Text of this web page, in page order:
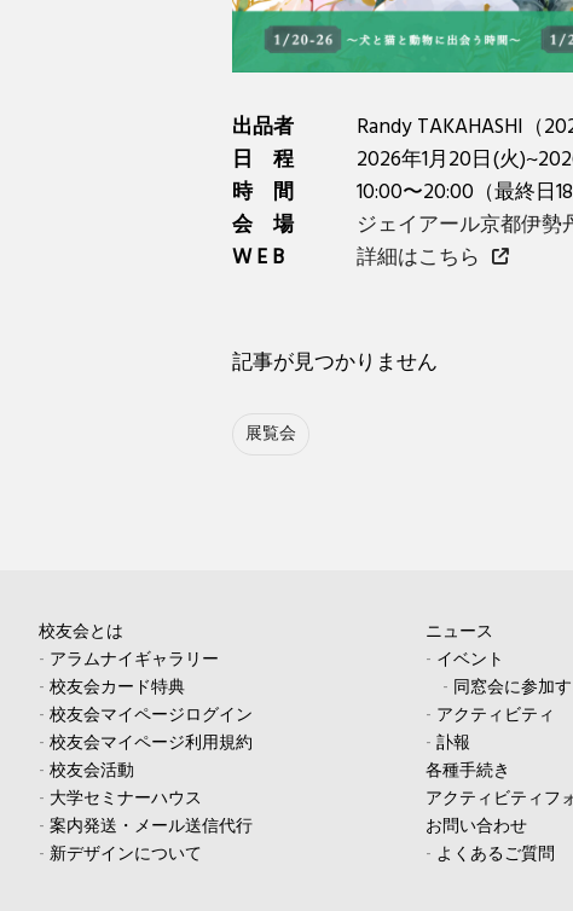
出品者
Randy TAKAHASHI（
日 程
2026年1月20日(火
時 間
10:00〜20:00（最終日
会 場
ジェイアール京都伊勢
W E B
詳細はこちら
記事が見つかりません
展覧会
校友会とは
- アラムナイギャラリー
- 校友会カード特典
- 校友会マイページログイン
- 校友会マイページ利用規約
- 校友会活動
- 大学セミナーハウス
- 案内発送・メール送信代行
- 新デザインについて
ニュース
- イベント
- 同窓会に参加
- アクティビティ
- 訃報
各種手続き
アクティビティフ
お問い合わせ
- よくあるご質問